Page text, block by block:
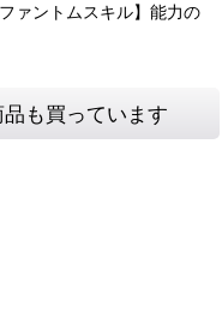
ァントムスキル】能力の
も買っています